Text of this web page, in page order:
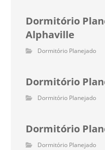
Dormitório
Alphaville
Dormitório Planejado
Dormitório
Dormitório Planejado
Dormitório
Dormitório Planejado